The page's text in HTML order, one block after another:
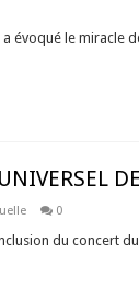
évoqué le miracle
0
du concert